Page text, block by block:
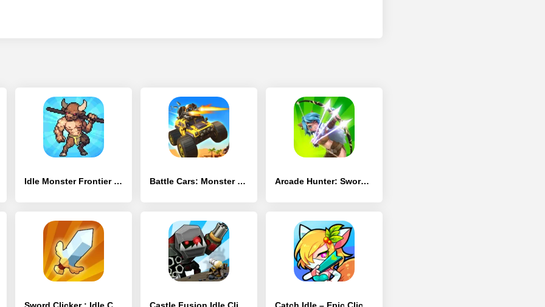
Idle Monster Frontier – team rpg collecting game Battle Cars: Monster Hunter Arcade Hunter: Sword, Gun, and Magic